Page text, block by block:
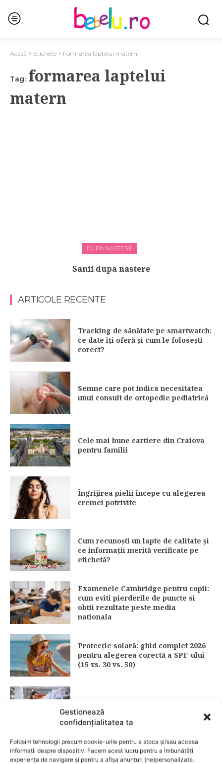
Gestionează
confidențialitatea ta
Folosim tehnologii precum cookie-urile pentru a stoca și/sau accesa
informații despre dispozitiv. Facem acest lucru pentru a îmbunătăți
experiența de navigare și pentru a afișa anunțuri (ne)personalizate.
Acasă Etichete Formarea laptelui matern
Tag: formarea laptelui
matern
DUPA NASTERE
Sanii dupa nastere
ARTICOLE RECENTE
Tracking de sănătate pe smartwatch:
ce date îți oferă și cum le folosești
corect?
Semne care pot indica necesitatea
unui consult de ortopedie pediatrică
Cele mai bune cartiere din Craiova
pentru familii
Îngrijirea pielii începe cu alegerea
cremei potrivite
Cum recunoști un lapte de calitate și
ce informații merită verificate pe
etichetă?
Examenele Cambridge pentru copii:
cum eviti pierderile de puncte si
obtii rezultate peste media
nationala
Protecție solară: ghid complet 2026
pentru alegerea corectă a SPF-ului
(15 vs. 30 vs. 50)
șamponul perfect pentru copilul tău
EVENIMENTE